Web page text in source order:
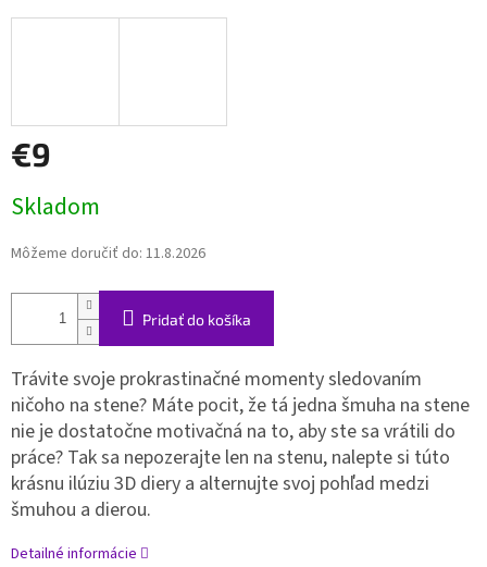
€9
cena:
Skladom
Môžeme doručiť do: 11.8.2026
Pridať do košíka
Trávite svoje prokrastinačné momenty sledovaním
ničoho na stene? Máte pocit, že tá jedna šmuha na stene
nie je dostatočne motivačná na to, aby ste sa vrátili do
práce? Tak sa nepozerajte len na stenu, nalepte si túto
krásnu ilúziu 3D diery a alternujte svoj pohľad medzi
šmuhou a dierou.
Detailné informácie